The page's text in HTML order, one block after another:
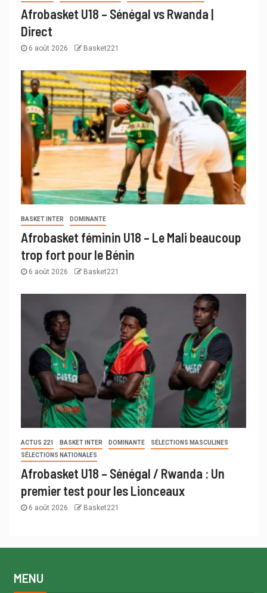
Afrobasket U18 – Sénégal vs Rwanda |
Direct
6 août 2026 Basket221
BASKET INTER DOMINANTE
Afrobasket féminin U18 – Le Mali beaucoup
trop fort pour le Bénin
6 août 2026 Basket221
ACTUS 221 BASKET INTER DOMINANTE
SÉLECTIONS MASCULINES
SÉLECTIONS NATIONALES
Afrobasket U18 – Sénégal / Rwanda : Un
premier test pour les Lionceaux
6 août 2026 Basket221
MENU